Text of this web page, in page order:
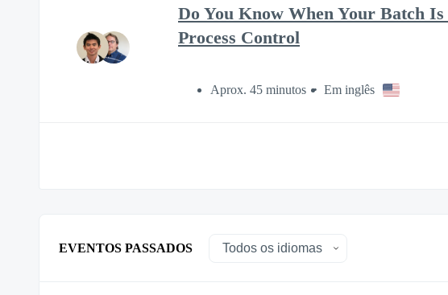
Do You Know When Your Batch
Process Control
Aprox. 45 minutos Em inglês
EVENTOS PASSADOS